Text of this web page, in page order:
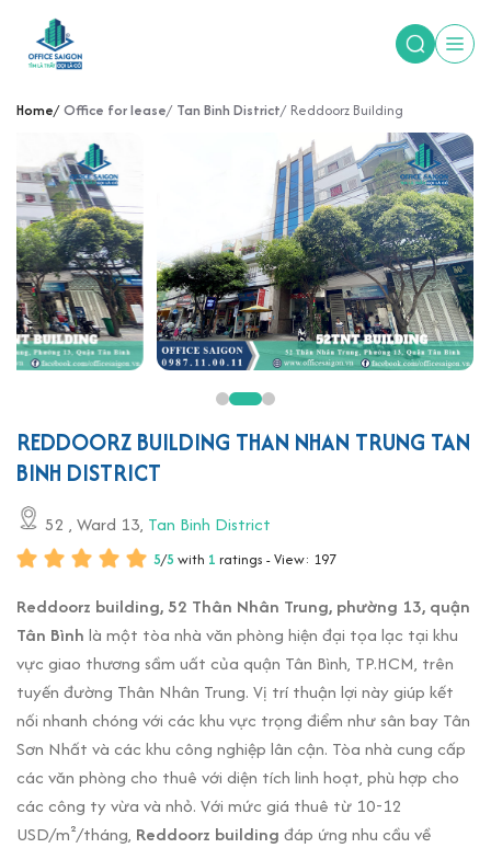
Home Office for lease Tan Binh District Reddoorz Building
REDDOORZ BUILDING THAN NHAN TRUNG TAN
BINH DISTRICT
52 , Ward 13, Tan Binh District
5/5 with 1 ratings - View: 197
Reddoorz building, 52 Thân Nhân Trung, phường 13, quận
Tân Bình là một tòa nhà văn phòng hiện đại tọa lạc tại khu
vực giao thương sầm uất của quận Tân Bình, TP.HCM, trên
tuyến đường Thân Nhân Trung. Vị trí thuận lợi này giúp kết
nối nhanh chóng với các khu vực trọng điểm như sân bay Tân
Sơn Nhất và các khu công nghiệp lân cận. Tòa nhà cung cấp
các văn phòng cho thuê với diện tích linh hoạt, phù hợp cho
các công ty vừa và nhỏ. Với mức giá thuê từ 10-12
USD/m²/tháng, Reddoorz building đáp ứng nhu cầu về